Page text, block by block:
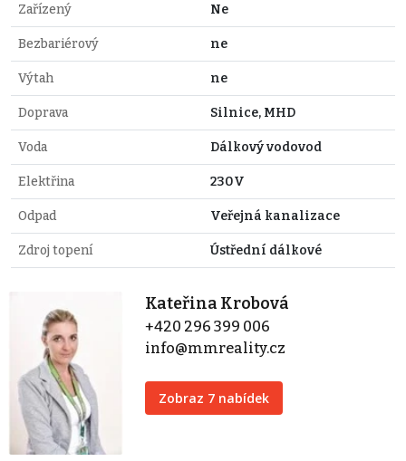
Zařízený Ne
Bezbariérový ne
Výtah ne
Doprava Silnice, MHD
Voda Dálkový vodovod
Elektřina 230V
Odpad Veřejná kanalizace
Zdroj topení Ústřední dálkové
Kateřina Krobová
+420 296 399 006
info@mmreality.cz
Zobraz 7 nabídek